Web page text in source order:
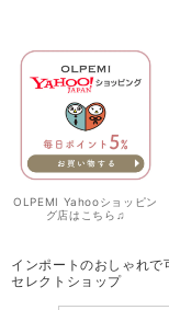
OLPEMI Yahooショッピン
グ店はこちら♫
インポートのおしゃれ
セレクトショップ